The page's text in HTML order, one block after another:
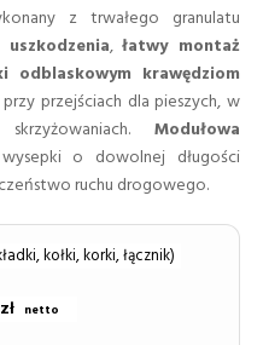
z trwałego granulatu
,łatwy montaż
odblaskowym krawędziom
przejściach dla pieszych, w
Modułowa
o dowolnej długości
ruchu drogowego.
kołki, korki, łącznik)